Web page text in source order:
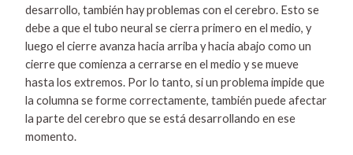
desarrollo, también hay problemas con el cerebro. Esto se
debe a que el tubo neural se cierra primero en el medio, y
luego el cierre avanza hacia arriba y hacia abajo como un
cierre que comienza a cerrarse en el medio y se mueve
hasta los extremos. Por lo tanto, si un problema impide que
la columna se forme correctamente, también puede afectar
la parte del cerebro que se está desarrollando en ese
momento.